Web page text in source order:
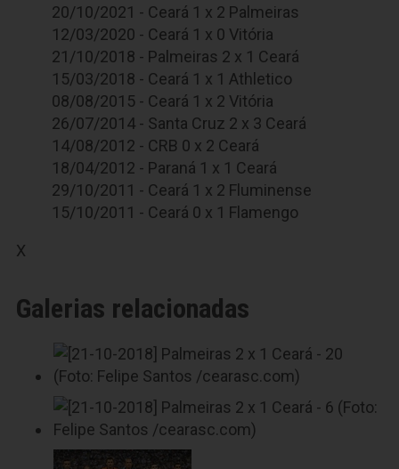
20/10/2021 - Ceará 1 x 2 Palmeiras
12/03/2020 - Ceará 1 x 0 Vitória
21/10/2018 - Palmeiras 2 x 1 Ceará
15/03/2018 - Ceará 1 x 1 Athletico
08/08/2015 - Ceará 1 x 2 Vitória
26/07/2014 - Santa Cruz 2 x 3 Ceará
14/08/2012 - CRB 0 x 2 Ceará
18/04/2012 - Paraná 1 x 1 Ceará
29/10/2011 - Ceará 1 x 2 Fluminense
15/10/2011 - Ceará 0 x 1 Flamengo
X
Galerias relacionadas